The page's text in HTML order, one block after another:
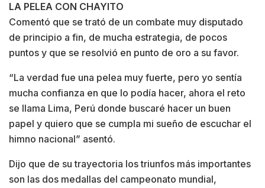
LA PELEA CON CHAYITO
Comentó que se trató de un combate muy disputado
de principio a fin, de mucha estrategia, de pocos
puntos y que se resolvió en punto de oro a su favor.
“La verdad fue una pelea muy fuerte, pero yo sentía
mucha confianza en que lo podía hacer, ahora el reto
se llama Lima, Perú donde buscaré hacer un buen
papel y quiero que se cumpla mi sueño de escuchar el
himno nacional” asentó.
Dijo que de su trayectoria los triunfos más importantes
son las dos medallas del campeonato mundial,